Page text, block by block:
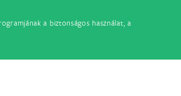
a biztonságos használat, a